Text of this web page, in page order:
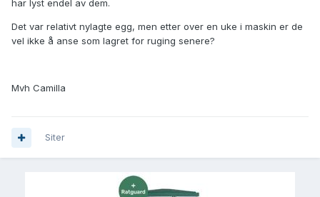
har lyst endel av dem.
Det var relativt nylagte egg, men etter over en uke i maskin er de
vel ikke å anse som lagret for ruging senere?
Mvh Camilla
Siter